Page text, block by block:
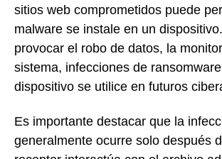
sitios web comprometidos puede
malware se instale en un
provocar el robo de datos, la
sistema, infecciones de
dispositivo se utilice en futuros
Es importante destacar que la
generalmente ocurre solo después